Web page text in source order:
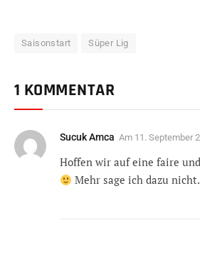
Saisonstart Süper Lig
1 KOMMENTAR
Sucuk Amca Am 11. September
Hoffen wir auf eine faire
Mehr sage ich dazu nicht.